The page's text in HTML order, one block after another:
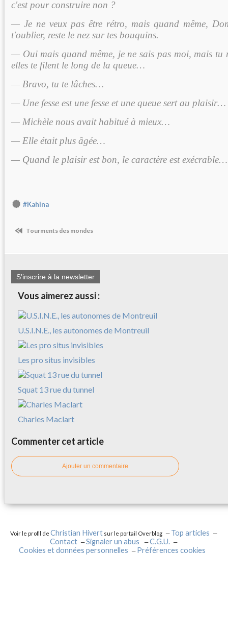
c'est pour construire non ?
— Je ne veux pas être rétro, mais quand même,
t'oublier, reste le nez sur tes bouquins.
— Oui mais quand même, je ne sais pas moi, mais tu
elles te filent le long de la queue…
— Bravo, tu te lâches…
— Une fesse est une fesse et une queue sert au plaisir…
— Michèle nous avait habitué à mieux…
— Elle était plus âgée…
— Quand le plaisir est bon, le caractère est exécrable…
#Kahina
Tourments des mondes
S'inscrire à la newsletter
Vous aimerez aussi :
U.S.I.N.E., les autonomes de Montreuil
Les pro situs invisibles
Squat 13 rue du tunnel
Charles Maclart
Commenter cet article
Ajouter un commentaire
Voir le profil deChristian Hivert sur le portail Overblog
Top articles
Contact
Signaler un abus
C.G.U.
Cookies et données personnelles
Préférences cookies